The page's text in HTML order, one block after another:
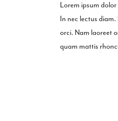
Lorem ipsum
In nec lectus
orci. Nam laoreet
quam mattis